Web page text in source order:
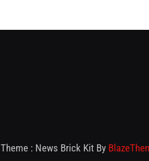
Theme : News Brick Kit By